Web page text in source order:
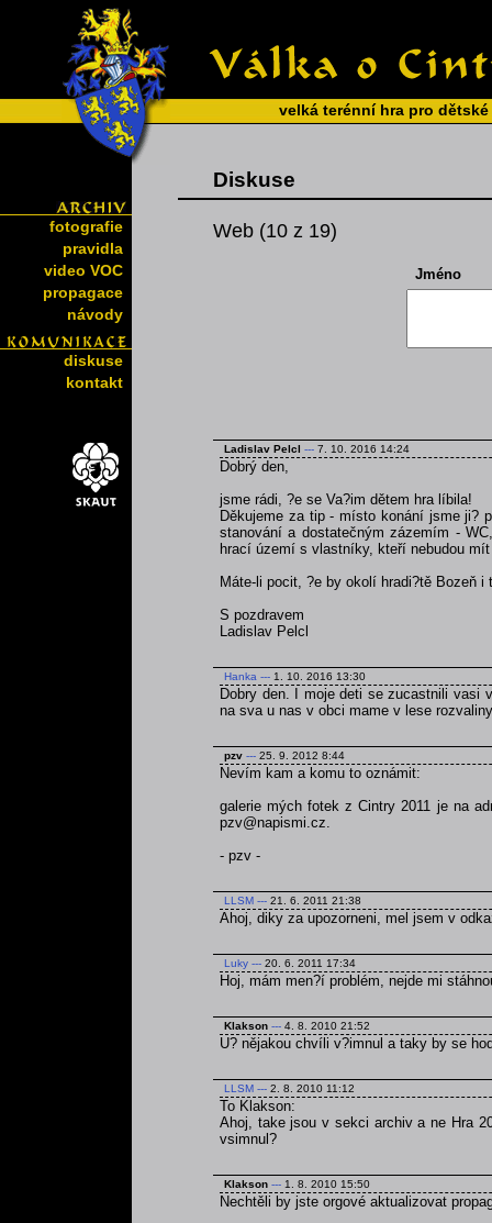
velká terénní hra pro
fotografie
pravidla
video VOC
propagace
návody
diskuse
kontakt
Diskuse
Web (10 z 19)
Jméno
Ladislav Pelcl --- 7. 10. 2016 14:24
Dobrý den,
jsme rádi, ?e se Va?im dětem hra líbila!
Děkujeme za tip - místo konání jsme ji?
stanování a dostatečným zázemím -
hrací území s vlastníky, kteří nebudou
Máte-li pocit, ?e by okolí hradi?tě Bozeň
S pozdravem
Ladislav Pelcl
Hanka --- 1. 10. 2016 13:30
Dobry den. I moje deti se zucastnili vasi
na sva u nas v obci mame v lese
pzv --- 25. 9. 2012 8:44
Nevím kam a komu to oznámit:
galerie mých fotek z Cintry 2011 je na
pzv@napismi.cz.
- pzv -
LLSM --- 21. 6. 2011 21:38
Ahoj, diky za upozorneni, mel jsem v
Luky --- 20. 6. 2011 17:34
Hoj, mám men?í problém, nejde mi
Klakson --- 4. 8. 2010 21:52
U? nějakou chvíli v?imnul a taky by se
LLSM --- 2. 8. 2010 11:12
To Klakson:
Ahoj, take jsou v sekci archiv a ne Hra
vsimnul?
Klakson --- 1. 8. 2010 15:50
Nechtěli by jste orgové aktualizovat